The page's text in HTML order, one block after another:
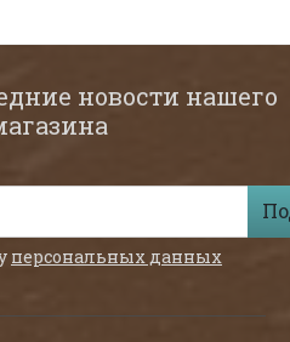
новости нашего
персональных данных